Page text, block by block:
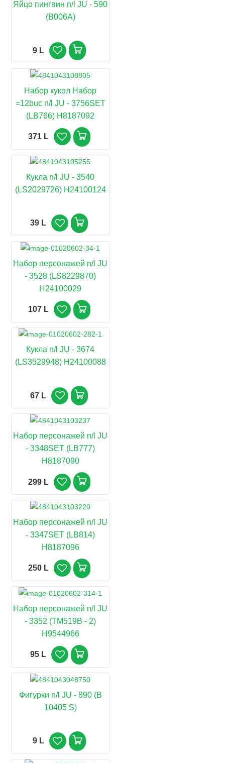
Яйцо пингвин n/l JU - 590
(B006A)
9 L
Набор кукол Набор
=12buc n/l JU - 3756SET
(LB766) H8187092
371 L
Кукла n/l JU - 3540
(LS2029726) H24100124
39 L
Набор персонажей n/l JU
- 3528 (LS8229870)
H24100029
107 L
Кукла n/l JU - 3674
(LS3529948) H24100088
67 L
Набор персонажей n/l JU
- 3348SET (LB777)
H8187090
299 L
Набор персонажей n/l JU
- 3347SET (LB814)
H8187096
250 L
Набор персонажей n/l JU
- 3352 (TM519B - 2)
H9544966
95 L
Фигурки n/l JU - 890 (B
10405 S)
9 L